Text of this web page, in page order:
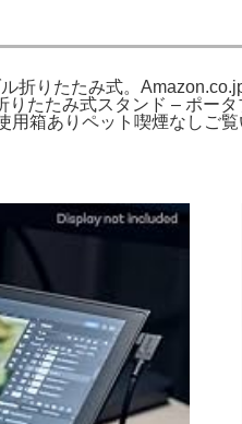
折りたたみ式。
たたみ式スタンド – ポー
箱ありペット喫煙なしご